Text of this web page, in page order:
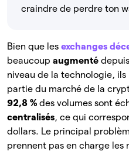
craindre de perdre ton
Bien que les exchanges
beaucoup augmenté
niveau de la technologie,
partie du marché de la
92,8 % des volumes sont
centralisés, ce qui
dollars. Le principal
prennent pas en charge les